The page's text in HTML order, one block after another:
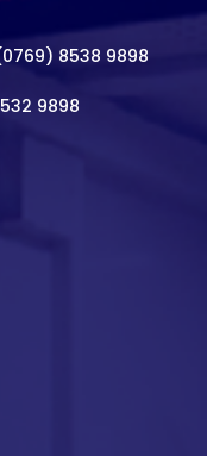
8538 9898
9898